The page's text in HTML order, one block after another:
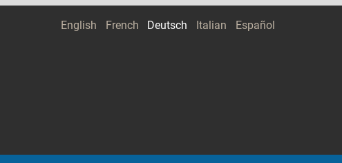
English French Deutsch Italian Español